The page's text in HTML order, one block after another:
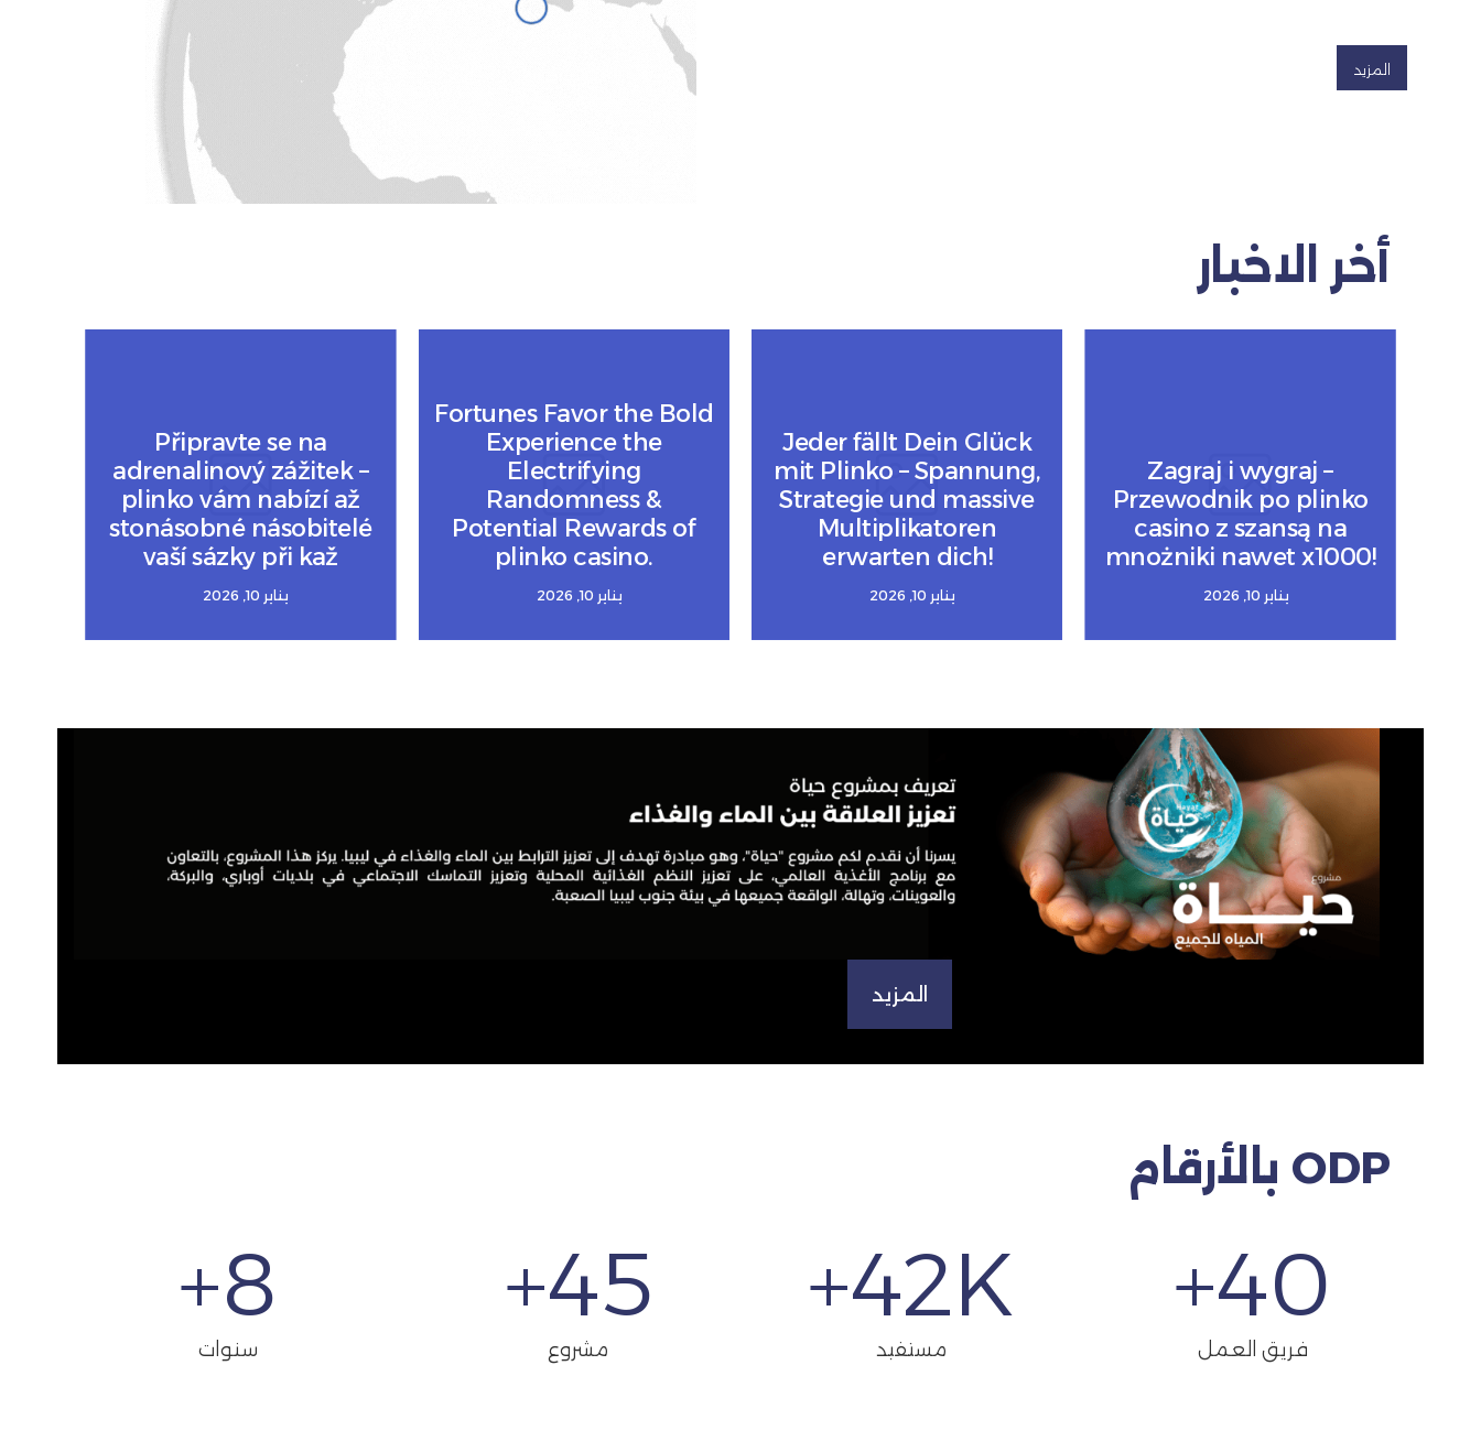
المزيد
أخر الاخبار
Zagraj i wygraj –
Przewodnik po plinko
casino z szansą na
mnożniki nawet x1000!
يناير 10, 2026
Jeder fällt Dein Glück
mit Plinko – Spannung,
Strategie und massive
Multiplikatoren
erwarten dich!
يناير 10, 2026
Fortunes Favor the Bold
Experience the
Electrifying
Randomness &
Potential Rewards of
plinko casino.
يناير 10, 2026
Připravte se na
adrenalinový zážitek –
plinko vám nabízí až
stonásobné násobitelé
vaší sázky při kaž
يناير 10, 2026
المزيد
ODP بالأرقام
8
+
سنوات
45
+
مشروع
42K+
مستفيد
40
+
فريق العمل